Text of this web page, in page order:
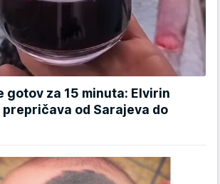
gotov za 15 minuta: Elvirin
od Sarajeva do